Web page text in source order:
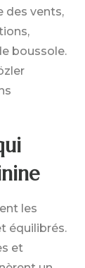
des vents,
boussole.
les
équilibrés.
et